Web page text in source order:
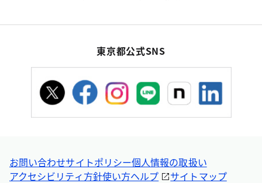
東京都公式SNS
お問い合わせサイトポリシー個人情報の取扱い
アクセシビリティ方針使い方ヘルプ サイトマップ